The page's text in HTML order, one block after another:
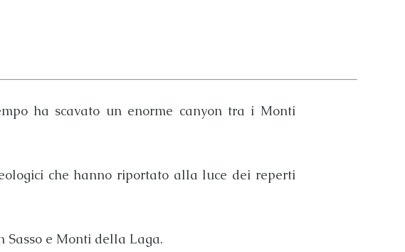
ha scavato un enorme canyon tra i Monti
che hanno riportato alla luce dei reperti
Sasso e Monti della Laga.